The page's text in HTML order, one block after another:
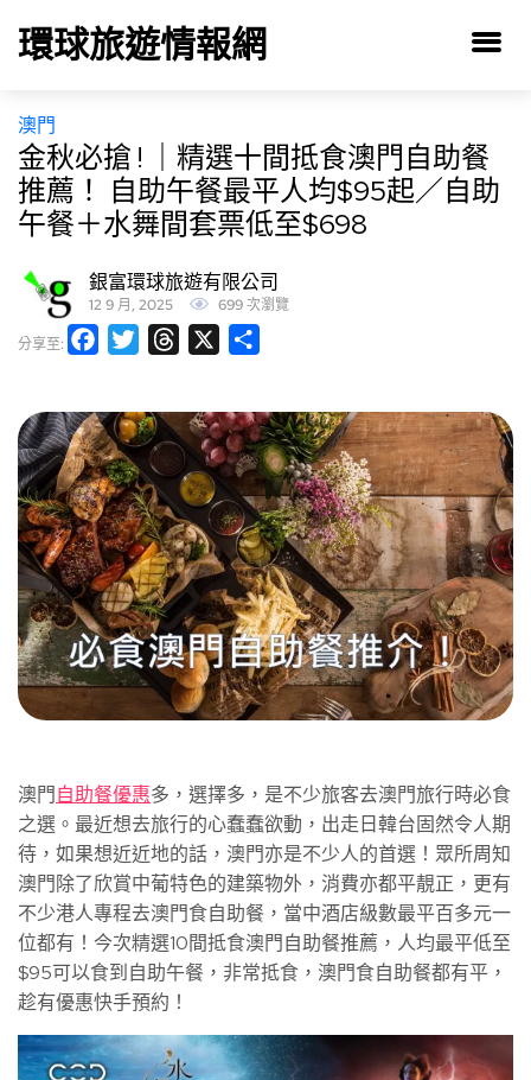
環球旅遊情報網
澳門
金秋必搶 ! ｜精選十間抵食澳門自助餐
推薦！ 自助午餐最平人均$95起／自助
午餐＋水舞間套票低至$698
銀富環球旅遊有限公司
12 9 月, 2025 699 次瀏覽
分享至: FacebookTwitterThreads
澳門自助餐優惠多，選擇多，是不少旅客去澳門旅行時必食
之選。最近想去旅行的心蠢蠢欲動，出走日韓台固然令人期
待，如果想近近地的話，澳門亦是不少人的首選！眾所周知
澳門除了欣賞中葡特色的建築物外，消費亦都平靚正，更有
不少港人專程去澳門食自助餐，當中酒店級數最平百多元一
位都有！今次精選10間抵食澳門自助餐推薦，人均最平低至
$95可以食到自助午餐，非常抵食，澳門食自助餐都有平，
趁有優惠快手預約！